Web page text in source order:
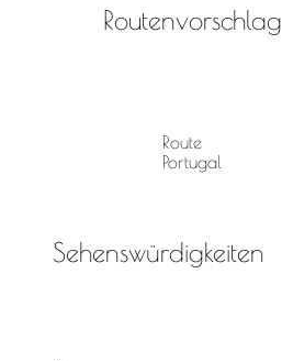
Routenvorschlag
Route
Portugal
Sehenswürdigkeiten